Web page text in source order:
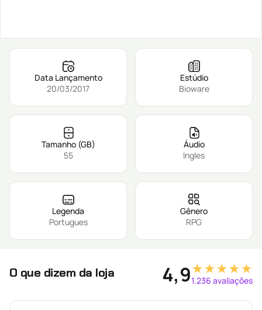
Data Lançamento
20/03/2017
Estúdio
Bioware
Tamanho (GB)
55
Áudio
Ingles
Legenda
Portugues
Gênero
RPG
O que dizem da loja 4,9★★★★★
1.236 avaliações